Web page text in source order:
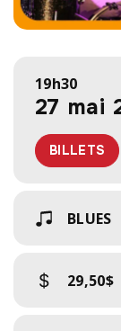
19h30
27 mai
BILLETS
BLUES
29,50$